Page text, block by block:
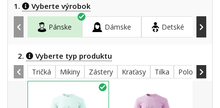
1. Vyberte výrobok
Pánske Dámske Detské
2. Vyberte typ produktu
Tričká Mikiny Zástery Kraťasy Tilka Polokošele